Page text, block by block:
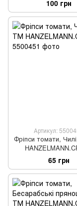
100 грн
Артикул:
Фріпси томати,
65 грн